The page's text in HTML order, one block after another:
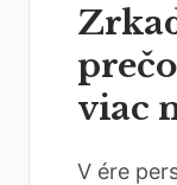
viac
V ére